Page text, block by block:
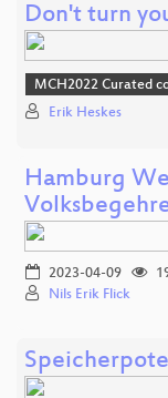
Don't turn
MCH2022 Curated
Erik Heskes
Hamburg
2023-04-09
Nils Erik Flick